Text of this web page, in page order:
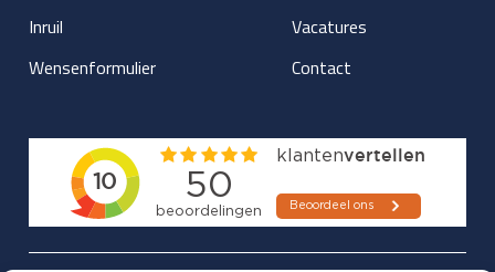
Inruil
Wensenformulier
Vacatures
Contact